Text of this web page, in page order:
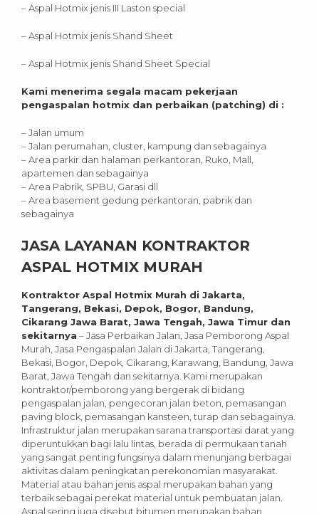
– Aspal Hotmix jenis III Laston special
– Aspal Hotmix jenis Shand Sheet
– Aspal Hotmix jenis Shand Sheet Special
Kami menerima segala macam pekerjaan
pengaspalan hotmix dan perbaikan (patching) di :
– Jalan umum
– Jalan perumahan, cluster, kampung dan sebagainya
– Area parkir dan halaman perkantoran, Ruko, Mall,
apartemen dan sebagainya
– Area Pabrik, SPBU, Garasi dll
– Area basement gedung perkantoran, pabrik dan
sebagainya
JASA LAYANAN KONTRAKTOR
ASPAL HOTMIX MURAH
Kontraktor Aspal Hotmix Murah di Jakarta,
Tangerang, Bekasi, Depok, Bogor, Bandung,
Cikarang Jawa Barat, Jawa Tengah, Jawa Timur dan
sekitarnya – Jasa Perbaikan Jalan, Jasa Pemborong Aspal
Murah, Jasa Pengaspalan Jalan di Jakarta, Tangerang,
Bekasi, Bogor, Depok, Cikarang, Karawang, Bandung, Jawa
Barat, Jawa Tengah dan sekitarnya. Kami merupakan
kontraktor/pemborong yang bergerak di bidang
pengaspalan jalan, pengecoran jalan beton, pemasangan
paving block, pemasangan kansteen, turap dan sebagainya.
Infrastruktur jalan merupakan sarana transportasi darat yang
diperuntukkan bagi lalu lintas, berada di permukaan tanah
yang sangat penting fungsinya dalam menunjang berbagai
aktivitas dalam peningkatan perekonomian masyarakat.
Material atau bahan jenis aspal merupakan bahan yang
terbaik sebagai perekat material untuk pembuatan jalan.
Aspal sering juga disebut bitumen merupakan bahan